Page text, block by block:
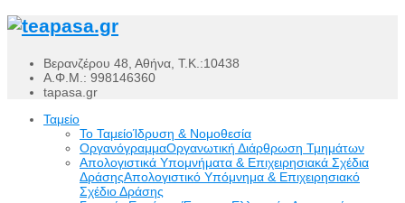
Βερανζέρου 48, Αθήνα, Τ.Κ.:10438
Α.Φ.Μ.: 998146360
tapasa.gr
Ταμείο
Το ΤαμείοΊδρυση & Νομοθεσία
ΟργανόγραμμαΟργανωτική Διάρθρωση Τμημάτων
Απολογιστικά Υπομνήματα & Επιχειρησιακά Σχέδια
ΔράσηςΑπολογιστικό Υπόμνημα & Επιχειρησιακό
Σχέδιο Δράσης